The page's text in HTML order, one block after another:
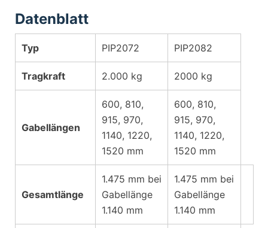
Datenblatt
Typ PIP2072 PIP2082
Tragkraft 2.000 kg 2000 kg
Gabellängen
600, 810,
915, 970,
1140, 1220,
1520 mm
600, 810,
915, 970,
1140, 1220,
1520 mm
Gesamtlänge
1.475 mm bei
Gabellänge
1.140 mm
1.475 mm bei
Gabellänge
1.140 mm